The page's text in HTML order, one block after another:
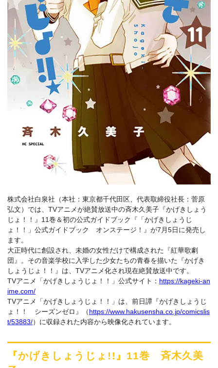
株式会社白泉社（本社：東京都千代田区、代表取締役社長：菅原
弘文）では、TVアニメが絶賛放送中の斉木久美子『かげきしょう
じょ！！』11巻＆初の公式ガイドブック『「かげきしょうじ
ょ！！」公式ガイドブック オンステージ！』が7月5日に発売し
ます。
大正時代に創設され、未婚の女性だけで構成された『紅華歌劇
団』。その音楽学校に入学した少女たちの青春を描いた『かげき
しょうじょ！！』は、TVアニメ化され現在絶賛放送中です。
TVアニメ「かげきしょうじょ！！」公式サイト： https://kageki-an
ime.com/
TVアニメ「かげきしょうじょ！！」は、前日譚『かげきしょうじ
ょ！！ シーズンゼロ』（https://www.hakusensha.co.jp/comicslis
t/53883/）に収録された内容から映像化されています。
『かげきしょうじょ!!』11巻 斉木久美